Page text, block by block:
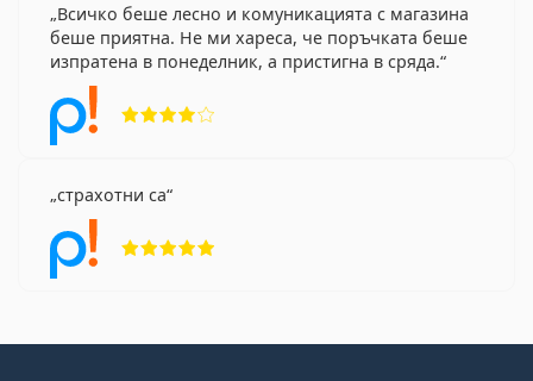
Всичко беше лесно и комуникацията с магазина
беше приятна. Не ми хареса, че поръчката беше
изпратена в понеделник, а пристигна в сряда.
страхотни са